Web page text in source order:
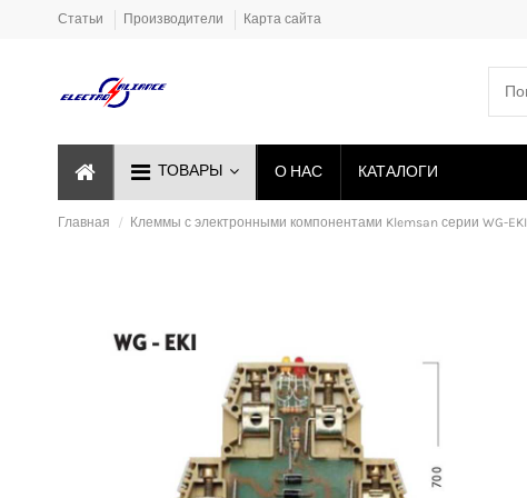
Статьи Производители Карта сайта
ТОВАРЫ О НАС КАТАЛОГИ
Главная Клеммы с электронными компонентами Klemsan серии WG-EKI